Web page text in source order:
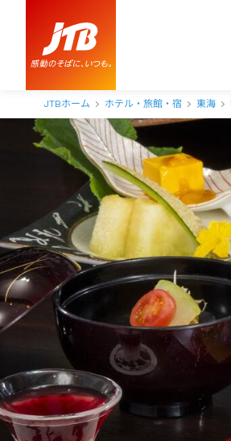
JTBホーム ホテル・旅館・宿 東海